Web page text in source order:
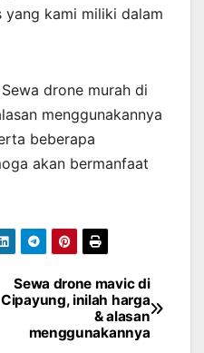
yang kami miliki dalam
drone murah di
menggunakannya
beberapa
akan bermanfaat
Sewa drone mavic di
Cipayung, inilah harga
& alasan
menggunakannya